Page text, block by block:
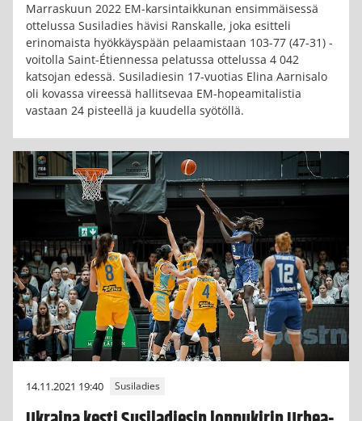
Marraskuun 2022 EM-karsintaikkunan ensimmäisessä
ottelussa Susiladies hävisi Ranskalle, joka esitteli
erinomaista hyökkäyspään pelaamistaan 103-77 (47-31) -
voitolla Saint-Étiennessa pelatussa ottelussa 4 042
katsojan edessä. Susiladiesin 17-vuotias Elina Aarnisalo
oli kovassa vireessä hallitsevaa EM-hopeamitalistia
vastaan 24 pisteellä ja kuudella syötöllä.
14.11.2021 19:40 Susiladies